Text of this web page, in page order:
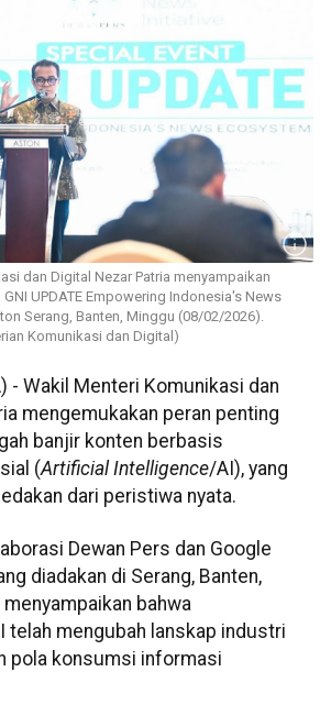
dan Digital Nezar Patria menyampaikan
UPDATE Empowering Indonesia's News
Serang, Banten, Minggu (08/02/2026).
Komunikasi dan Digital)
- Wakil Menteri Komunikasi dan
mengemukakan peran penting
banjir konten berbasis
(Artificial Intelligence/AI), yang
dari peristiwa nyata.
Dewan Pers dan Google
diadakan di Serang, Banten,
bahwa
telah mengubah lanskap industri
pola konsumsi informasi